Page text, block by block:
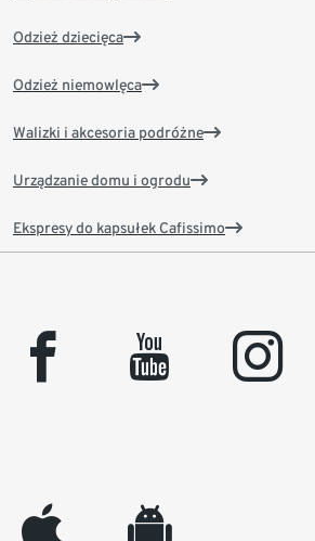
Odzież dziecięca
Odzież niemowlęca
Walizki i akcesoria podróżne
Urządzanie domu i ogrodu
Ekspresy do kapsułek Cafissimo
facebook youtube instagram